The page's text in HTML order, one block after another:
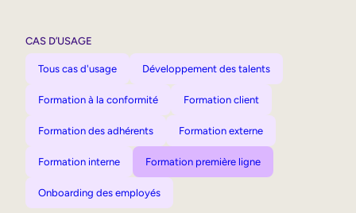
CAS D’USAGE
Tous cas d'usage Développement des talents
Formation à la conformité Formation client
Formation des adhérents Formation externe
Formation interne Formation première ligne
Onboarding des employés